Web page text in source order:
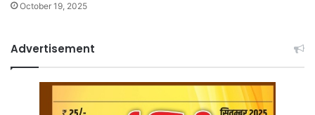
October 19, 2025
Advertisement